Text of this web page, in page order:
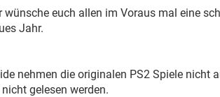
wünsche euch allen im Voraus mal eine
Jahr.
nehmen die originalen PS2 Spiele nicht
gelesen werden.